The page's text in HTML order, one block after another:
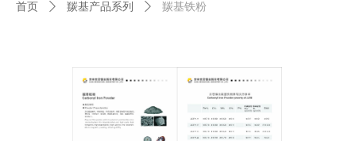
首页 ꄲ 羰基产品系列 ꄲ 羰基铁粉